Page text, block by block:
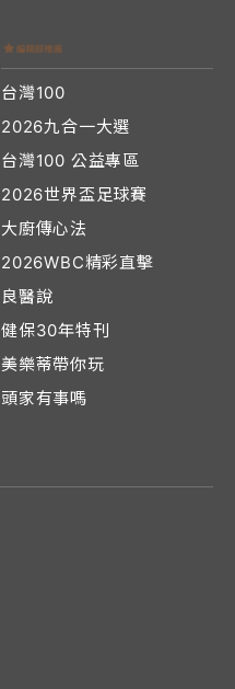
台灣100
2026九合一大選
台灣100 公益專區
2026世界盃足球賽
大廚傳心法
2026WBC精彩直擊
良醫說
健保30年特刊
美樂蒂帶你玩
頭家有事嗎